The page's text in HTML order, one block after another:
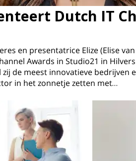
Dutch IT
en presentatrice Elize (Elise
Awards in Studio21 in
zij de meest innovatieve bedrijven
in het zonnetje zetten met…